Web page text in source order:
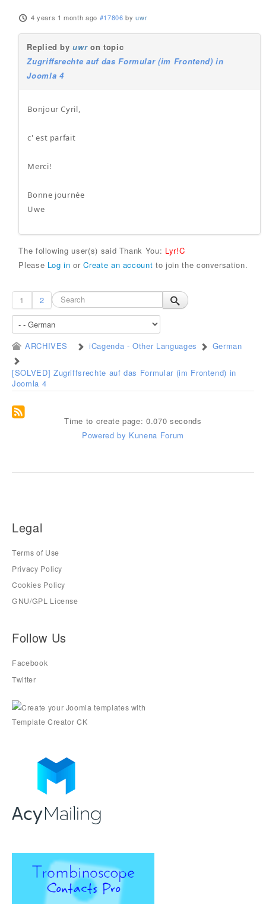
4 years 1 month ago #17806 byuwr
Replied byuwron topic
Zugriffsrechte auf das Formular (im Frontend) in
Joomla 4
Bonjour Cyril,
c' est parfait
Merci!
Bonne journée
Uwe
The following user(s) said Thank You: Lyr!C
Please Log in orCreate an account to join the conversation.
1 2
ARCHIVES iCagenda - Other Languages German
[SOLVED] Zugriffsrechte auf das Formular (im Frontend) in
Joomla 4
Time to create page: 0.070 seconds
Powered by Kunena Forum
Legal
Terms of Use
Privacy Policy
Cookies Policy
GNU/GPL License
Follow Us
Facebook
Twitter